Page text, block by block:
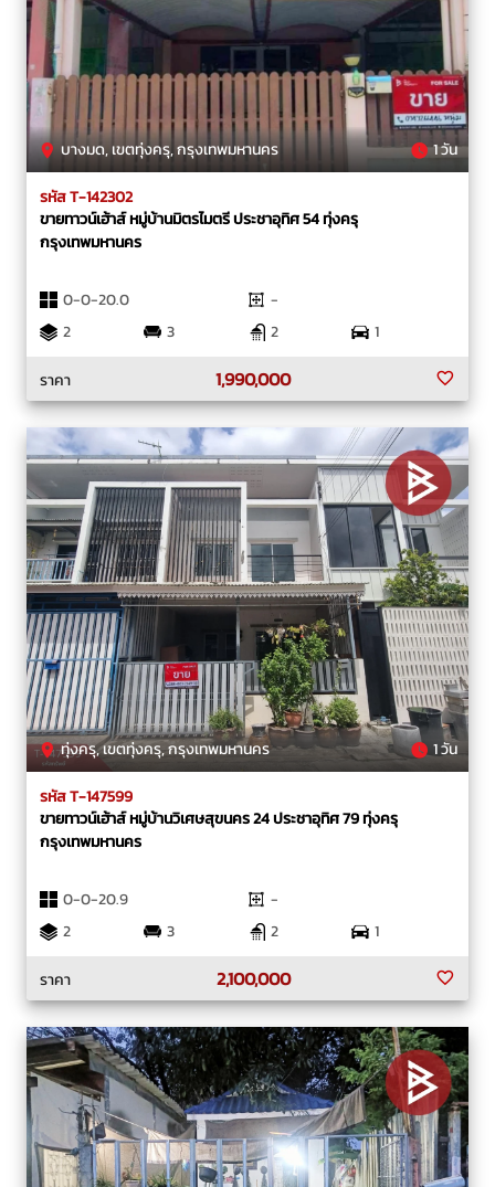
บางมด, เขตทุ่งครุ, กรุงเทพมหานคร 1 วัน
รหัส T-142302
ขายทาวน์เฮ้าส์ หมู่บ้านมิตรไมตรี ประชาอุทิศ 54 ทุ่งครุ
กรุงเทพมหานคร
0-0-20.0
-
2
3 2
1
ราคา
1,990,000
ทุ่งครุ, เขตทุ่งครุ, กรุงเทพมหานคร 1 วัน
รหัส T-147599
ขายทาวน์เฮ้าส์ หมู่บ้านวิเศษสุขนคร 24 ประชาอุทิศ 79 ทุ่งครุ
กรุงเทพมหานคร
0-0-20.9
-
2
3 2
1
ราคา
2,100,000